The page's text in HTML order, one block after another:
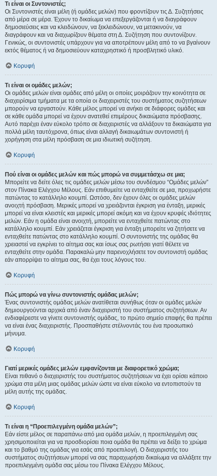
Τι είναι οι Συντονιστές;
Οι Συντονιστές είναι μέλη (ή ομάδες μελών) που φροντίζουν τις Δ. Συζητήσεις
από μέρα σε μέρα. Έχουν το δικαίωμα να επεξεργάζονται ή να διαγράφουν
δημοσιεύσεις και να κλειδώνουν, να ξεκλειδώνουν, να μετακινούν, να
διαγράφουν και να διαχωρίζουν θέματα στη Δ. Συζήτηση που συντονίζουν.
Γενικώς, οι συντονιστές υπάρχουν για να αποτρέπουν μέλη από το να βγαίνουν
εκτός θέματος ή να δημοσιεύουν καταχρηστικό ή προσβλητικό υλικό.
Κορυφή
Τι είναι οι ομάδες μελών;
Οι ομάδες μελών είναι ομάδες από μέλη οι οποίες μοιράζουν την κοινότητα σε
διαχειρίσιμα τμήματα με τα οποία οι διαχειριστές του συστήματος συζητήσεων
μπορούν να εργαστούν. Κάθε μέλος μπορεί να ανήκει σε διάφορες ομάδες και
σε κάθε ομάδα μπορεί να έχουν ανατεθεί επιμέρους δικαιώματα πρόσβασης.
Αυτό παρέχει έναν εύκολο τρόπο σε διαχειριστές να αλλάξουν τα δικαιώματα για
πολλά μέλη ταυτόχρονα, όπως είναι αλλαγή δικαιωμάτων συντονιστή ή
χορήγηση στα μέλη πρόσβαση σε μια ιδιωτική συζήτηση.
Κορυφή
Πού είναι οι ομάδες μελών και πώς μπορώ να συμμετάσχω σε μια;
Μπορείτε να δείτε όλες τις ομάδες μελών μέσω του συνδέσμου “Ομάδες μελών”
στον Πίνακα Ελέγχου Μέλους. Εάν επιθυμείτε να ενταχθείτε σε μια, προχωρήστε
πατώντας το κατάλληλο κουμπί. Ωστόσο, δεν έχουν όλες οι ομάδες μελών
ανοιχτή πρόσβαση. Μερικές μπορεί να χρειάζονται έγκριση για ένταξη, μερικές
μπορεί να είναι κλειστές και μερικές μπορεί ακόμη και να έχουν κρυφές ιδιότητες
μελών. Εάν η ομάδα είναι ανοιχτή, μπορείτε να ενταχθείτε πατώντας στο
κατάλληλο κουμπί. Εάν χρειάζεται έγκριση για ένταξη μπορείτε να ζητήσετε να
ενταχθείτε πατώντας στο κατάλληλο κουμπί. Ο συντονιστής της ομάδας θα
χρειαστεί να εγκρίνει το αίτημα σας και ίσως σας ρωτήσει γιατί θέλετε να
ενταχθείτε στην ομάδα. Παρακαλώ μην παρενοχλήσετε τον συντονιστή ομάδας
εάν απορρίψει το αίτημα σας, θα έχει τους λόγους του.
Κορυφή
Πώς μπορώ να γίνω συντονιστής ομάδας μελών;
Ένας συντονιστής ομάδας μελών ανατίθεται συνήθως όταν οι ομάδες μελών
δημιουργούνται αρχικά από έναν διαχειριστή του συστήματος συζητήσεων. Αν
ενδιαφέρεστε να γίνετε συντονιστής ομάδας, το πρώτο σημείο επαφής θα πρέπει
να είναι ένας διαχειριστής. Προσπαθήστε στέλνοντάς του ένα προσωπικό
μήνυμα.
Κορυφή
Γιατί μερικές ομάδες μελών εμφανίζονται με διαφορετικό χρώμα;
Είναι πιθανό ο διαχειριστής του συστήματος συζητήσεων να έχει ορίσει κάποιο
χρώμα στα μέλη μιας ομάδας μελών ώστε να είναι εύκολο να εντοπιστούν τα
μέλη αυτής της ομάδας.
Κορυφή
Τι είναι η “Προεπιλεγμένη ομάδα μελών”;
Εάν είστε μέλος σε παραπάνω από μια ομάδα μελών, η προεπιλεγμένη σας
χρησιμοποιείται για να προσδιορίσει ποια ομάδα θα πρέπει να δείξει το χρώμα
και το βαθμό της ομάδας για εσάς από προεπιλογή. Ο διαχειριστής του
συστήματος συζητήσεων μπορεί να σας παραχωρήσει δικαίωμα να αλλάξετε την
προεπιλεγμένη ομάδα σας μέσω του Πίνακα Ελέγχου Μέλους.